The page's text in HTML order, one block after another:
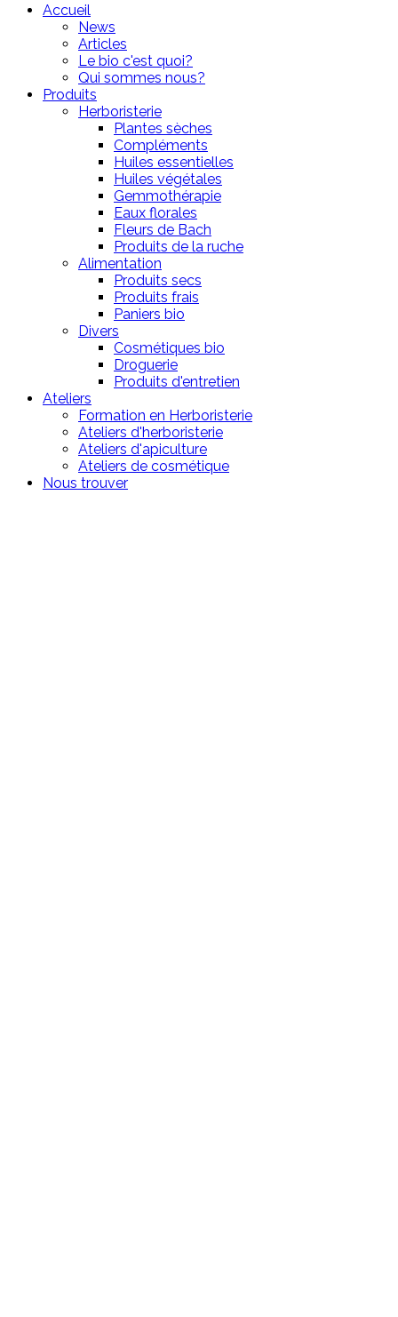
Accueil
News
Articles
Le bio c'est quoi?
Qui sommes nous?
Produits
Herboristerie
Plantes sèches
Compléments
Huiles essentielles
Huiles végétales
Gemmothérapie
Eaux florales
Fleurs de Bach
Produits de la ruche
Alimentation
Produits secs
Produits frais
Paniers bio
Divers
Cosmétiques bio
Droguerie
Produits d'entretien
Ateliers
Formation en Herboristerie
Ateliers d'herboristerie
Ateliers d'apiculture
Ateliers de cosmétique
Nous trouver